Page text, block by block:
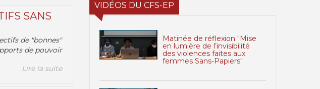
SANS
de "bonnes"
de pouvoir
Lire la suite
VIDÉOS DU CFS-EP
Matinée de réflexion "Mise
en lumière de l’invisibilité
des violences faites aux
femmes Sans-Papiers"